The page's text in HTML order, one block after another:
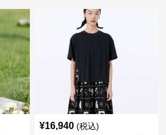
¥16,940 (税込)